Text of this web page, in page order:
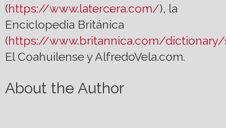
(https://www.latercera.com/), la
Enciclopedia Británica
(https://www.britannica.com/
El Coahuilense y AlfredoVela.com.
About the Author